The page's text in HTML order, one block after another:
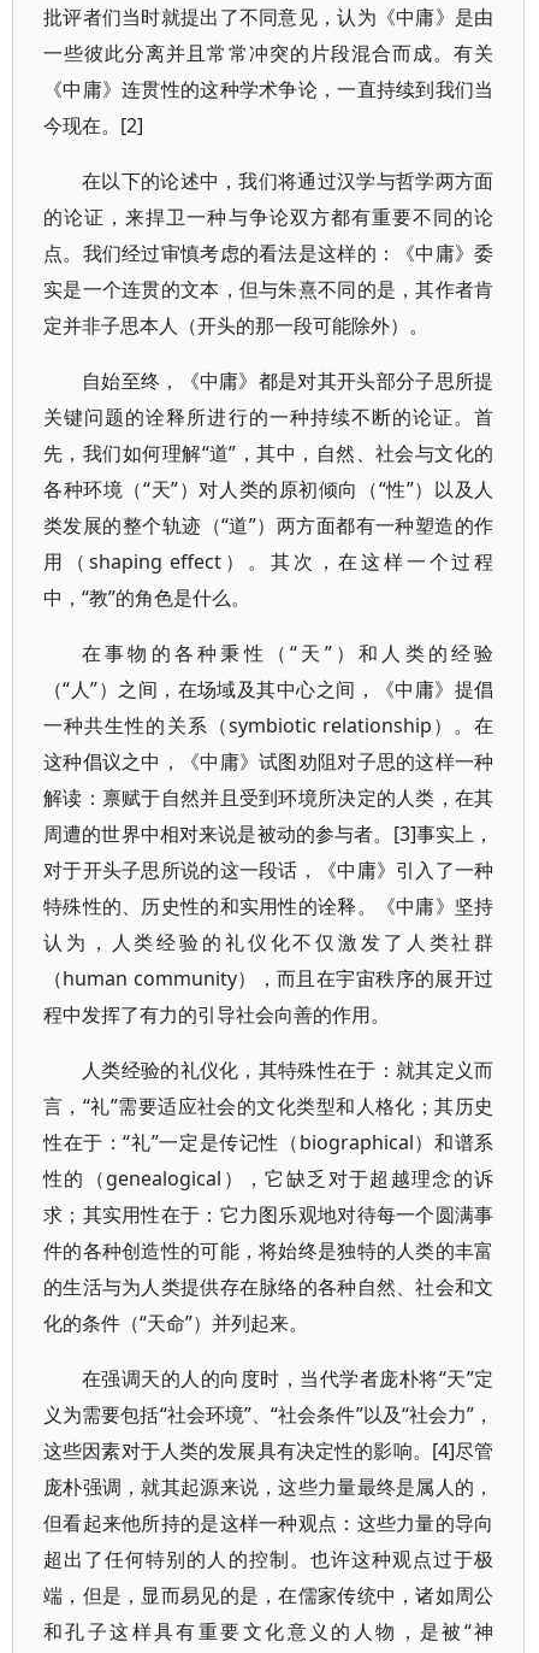
批评者们当时就提出了不同意见，认为《中庸》是由
一些彼此分离并且常常冲突的片段混合而成。有关
《中庸》连贯性的这种学术争论，一直持续到我们当
今现在。[2]
在以下的论述中，我们将通过汉学与哲学两方面
的论证，来捍卫一种与争论双方都有重要不同的论
点。我们经过审慎考虑的看法是这样的：《中庸》委
实是一个连贯的文本，但与朱熹不同的是，其作者肯
定并非子思本人（开头的那一段可能除外）。
自始至终，《中庸》都是对其开头部分子思所提
关键问题的诠释所进行的一种持续不断的论证。首
先，我们如何理解“道”，其中，自然、社会与文化的
各种环境（“天”）对人类的原初倾向（“性”）以及人
类发展的整个轨迹（“道”）两方面都有一种塑造的作
用（shaping effect）。其次，在这样一个过程
中，“教”的角色是什么。
在事物的各种秉性（“天”）和人类的经验
（“人”）之间，在场域及其中心之间，《中庸》提倡
一种共生性的关系（symbiotic relationship）。在
这种倡议之中，《中庸》试图劝阻对子思的这样一种
解读：禀赋于自然并且受到环境所决定的人类，在其
周遭的世界中相对来说是被动的参与者。[3]事实上，
对于开头子思所说的这一段话，《中庸》引入了一种
特殊性的、历史性的和实用性的诠释。《中庸》坚持
认为，人类经验的礼仪化不仅激发了人类社群
（human community），而且在宇宙秩序的展开过
程中发挥了有力的引导社会向善的作用。
人类经验的礼仪化，其特殊性在于：就其定义而
言，“礼”需要适应社会的文化类型和人格化；其历史
性在于：“礼”一定是传记性（biographical）和谱系
性的（genealogical），它缺乏对于超越理念的诉
求；其实用性在于：它力图乐观地对待每一个圆满事
件的各种创造性的可能，将始终是独特的人类的丰富
的生活与为人类提供存在脉络的各种自然、社会和文
化的条件（“天命”）并列起来。
在强调天的人的向度时，当代学者庞朴将“天”定
义为需要包括“社会环境”、“社会条件”以及“社会力”，
这些因素对于人类的发展具有决定性的影响。[4]尽管
庞朴强调，就其起源来说，这些力量最终是属人的，
但看起来他所持的是这样一种观点：这些力量的导向
超出了任何特别的人的控制。也许这种观点过于极
端，但是，显而易见的是，在儒家传统中，诸如周公
和孔子这样具有重要文化意义的人物，是被“神